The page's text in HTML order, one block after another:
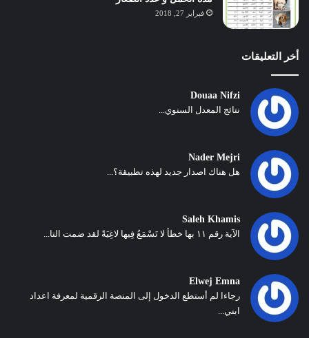
فبراير 27, 2018
أخر التعليقات
Douaa Nifzi
نتائج المعدل السنوي...
Nader Mejri
هل هناك اصدار جديد لهذه تطبيقة؟...
Saleh Khamis
الآية رقم ١١ بها خطأ لا تَسْمَعُ فِيها لاغِيَةً لقد ضمت التا...
Elwej Emna
رجاءا لم أستطع الدخول إلى المنصة الرقمية لمعرفة اعداد
ابني...